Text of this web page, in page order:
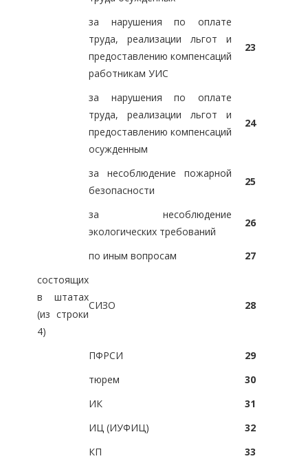
за нарушения по оплате
труда, реализации льгот и
предоставлению компенсаций
работникам УИС
23
за нарушения по оплате
труда, реализации льгот и
предоставлению компенсаций
осужденным
24
за несоблюдение пожарной
безопасности
25
за несоблюдение
экологических требований
26
по иным вопросам
27
состоящих
в штатах
(из строки
4)
СИЗО 28
ПФРСИ
29
тюрем
30
ИК
31
ИЦ (ИУФИЦ)
32
КП
33